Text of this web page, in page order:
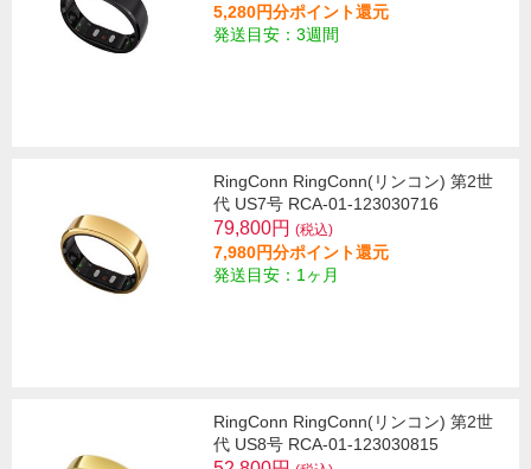
5,280円分ポイント還元
発送目安：3週間
RingConn RingConn(リンコン) 第2世
代 US7号 RCA-01-123030716
79,800円 (税込)
7,980円分ポイント還元
発送目安：1ヶ月
RingConn RingConn(リンコン) 第2世
代 US8号 RCA-01-123030815